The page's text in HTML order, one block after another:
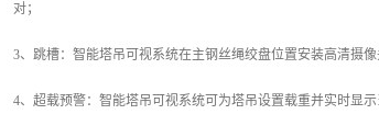
对；
3、跳槽：智能塔吊可视系统在主钢丝绳绞盘位置安装高清摄
4、超载预警：智能塔吊可视系统可为塔吊设置载重并实时显